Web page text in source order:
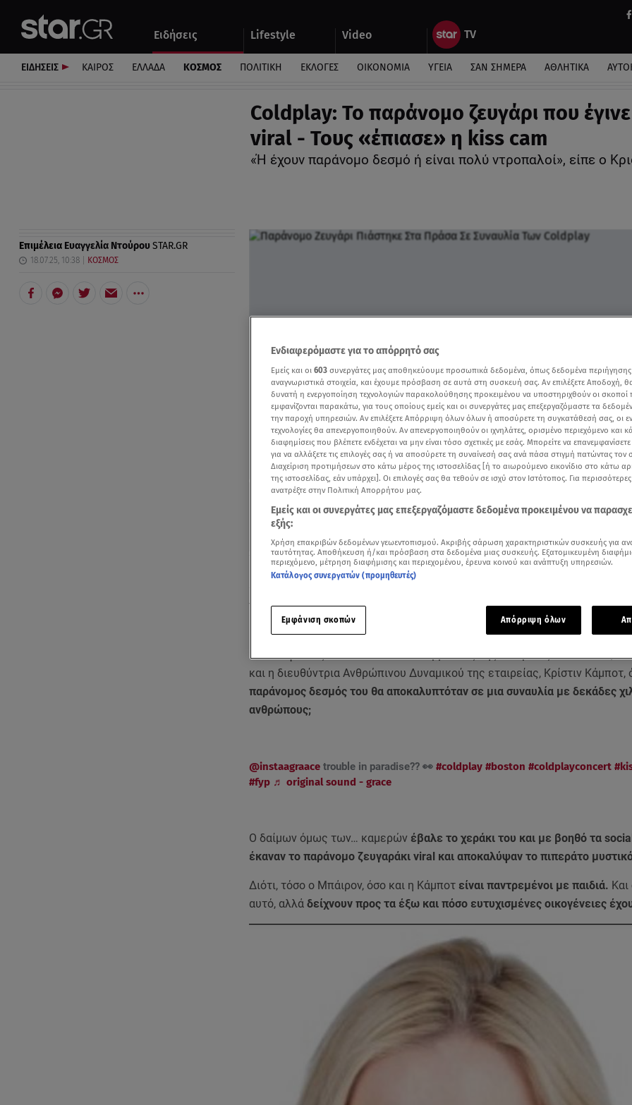
Ειδήσεις Lifestyle Video
Αυτοκίνητο
ΕΙΔΗΣΕΙΣ ΚΑΙΡΟΣ ΕΛΛΑΔΑ ΚΟΣΜΟΣ ΠΟΛΙΤΙΚΗ ΕΚΛΟΓΕΣ ΟΙΚΟΝΟΜΙΑ ΥΓΕΙΑ ΣΑΝ ΣΗΜΕΡΑ ΑΘΛΗΤΙΚΑ
Coldplay: Το παράνομο ζευγάρι που έγινε
viral - Τους «έπιασε» η kiss cam
«Ή έχουν παράνομο δεσμό ή είναι πολύ ντροπαλοί», είπε ο
Επιμέλεια Ευαγγελία ΝτούρουSTAR.GR
18.07.25, 10:38 ΚΟΣΜΟΣ
Δείτε περισσότερα άρθρα μας στα αποτελέσματα αναζήτησης
Ακούστε το άρθρο1:45λεπτά
Το Τζακ Ποτ της γκαντεμιάς πέτυχε παράνομο ζευγαράκι, που
kiss cam στησυναυλία Βοστώνη.
Πού να φανταζόταν ο διευθύνων σύμβουλος της εταιρείας Astronomer,
και η διευθύντρια Ανθρώπινου Δυναμικού της εταιρείας, Κρίστιν Κάμποτ,
παράνομος δεσμός του θα αποκαλυπτόταν σε μια συναυλία με δεκάδες
ανθρώπους;
@instaagraacetrouble in paradise?? 👀 #coldplay #boston #coldplayconcert
#fyp ♬ original sound - grace
Ο δαίμων όμως των… καμερώνέβαλε το χεράκι του και με βοηθό τα
έκαναν το παράνομο ζευγαράκι viral και αποκαλύψαν το πιπεράτο
Διότι, τόσο ο Μπάιρον, όσο και η Κάμποτ είναι παντρεμένοι με παιδιά.
αυτό, αλλά δείχνουν προς τα έξω και πόσο ευτυχισμένες οικογένειες
Ενδιαφερόμαστε για το απόρρητό σας
Εμείς και οι 603 συνεργάτες μας αποθηκεύουμε προσωπικά δεδομένα, όπως δεδομένα
αναγνωριστικά στοιχεία, και έχουμε πρόσβαση σε αυτά στη συσκευή σας. Αν επιλέξετε Αποδοχή,
δυνατή η ενεργοποίηση τεχνολογιών παρακολούθησης προκειμένου να υποστηριχθούν οι σκοποί
εμφανίζονται παρακάτω, για τους οποίους εμείς και οι συνεργάτες μας επεξεργαζόμαστε τα
την παροχή υπηρεσιών. Αν επιλέξετε Απόρριψη όλων όλων ή αποσύρετε τη συγκατάθεσή σας, οι
τεχνολογίες θα απενεργοποιηθούν. Αν απενεργοποιηθούν οι ιχνηλάτες, ορισμένο περιεχόμενο και
διαφημίσεις που βλέπετε ενδέχεται να μην είναι τόσο σχετικές με εσάς. Μπορείτε να
για να αλλάξετε τις επιλογές σας ή να αποσύρετε τη συναίνεσή σας ανά πάσα στιγμή πατώντας τον
Διαχείριση προτιμήσεων στο κάτω μέρος της ιστοσελίδας [ή το αιωρούμενο εικονίδιο στο κάτω
της ιστοσελίδας, εάν υπάρχει]. Οι επιλογές σας θα τεθούν σε ισχύ στον Ιστότοπος. Για
ανατρέξτε στην Πολιτική Απορρήτου μας.
Εμείς και οι συνεργάτες μας επεξεργαζόμαστε δεδομένα προκειμένου να
εξής:
Χρήση επακριβών δεδομένων γεωεντοπισμού. Ακριβής σάρωση χαρακτηριστικών συσκευής για
ταυτότητας. Αποθήκευση ή/και πρόσβαση στα δεδομένα μιας συσκευής. Εξατομικευμένη
περιεχόμενο, μέτρηση διαφήμισης και περιεχομένου, έρευνα κοινού και ανάπτυξη υπηρεσιών.
Κατάλογος συνεργατών (προμηθευτές)
Εμφάνιση σκοπών Απόρριψη όλων